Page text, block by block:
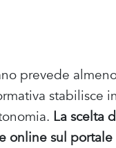
prevede
stabilisce
La scelta
online sul